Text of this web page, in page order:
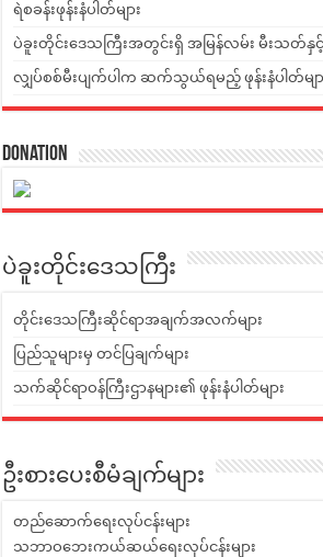
ရဲစခန်းဖုန်းနံပါတ်များ
ပဲခူးတိုင်းဒေသကြီးအတွင်းရှိ အမြန်လမ်း မီးသတ်နှင့် ရဲ
လျှပ်စစ်မီးပျက်ပါက ဆက်သွယ်ရမည့် ဖုန်းနံပါတ်မျာ
Donation
ပဲခူးတိုင်းဒေသကြီး
တိုင်းဒေသကြီးဆိုင်ရာအချက်အလက်များ
ပြည်သူများမှ တင်ပြချက်များ
သက်ဆိုင်ရာဝန်ကြီးဌာနများ၏ ဖုန်းနံပါတ်များ
ဦးစားပေးစီမံချက်များ
တည်ဆောက်ရေးလုပ်ငန်းများ
သဘာဝဘေးကယ်ဆယ်ရေးလုပ်ငန်းများ